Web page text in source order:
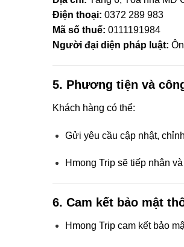
Điện thoại: 0372 289 983
Mã số thuế: 0111191984
Người đại diện pháp luật:
5. Phương tiện và
Khách hàng có thể:
Gửi yêu cầu cập nhật,
Hmong Trip sẽ tiếp nhận
6. Cam kết bảo mật
Hmong Trip cam kết bảo